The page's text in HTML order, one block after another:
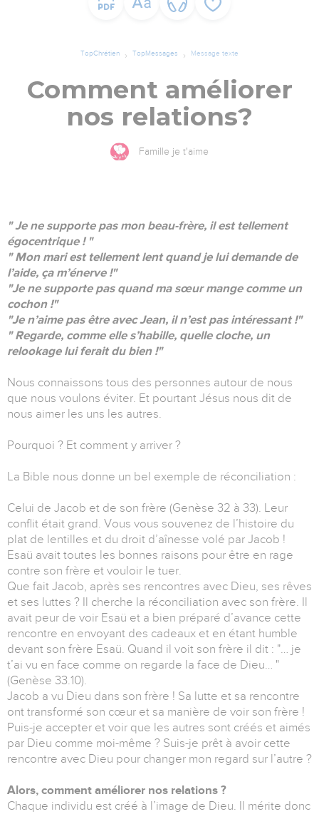
TopChrétien TopMessages Message texte
Comment améliorer
nos relations?
Famille je t'aime
" Je ne supporte pas mon beau-frère, il est tellement
égocentrique ! "
" Mon mari est tellement lent quand je lui demande de
l’aide, ça m’énerve !"
"Je ne supporte pas quand ma sœur mange comme un
cochon !"
"Je n’aime pas être avec Jean, il n’est pas intéressant !"
" Regarde, comme elle s’habille, quelle cloche, un
relookage lui ferait du bien !"
Nous connaissons tous des personnes autour de nous
que nous voulons éviter. Et pourtant Jésus nous dit de
nous aimer les uns les autres.
Pourquoi ? Et comment y arriver ?
La Bible nous donne un bel exemple de réconciliation :
Celui de Jacob et de son frère (Genèse 32 à 33). Leur
conflit était grand. Vous vous souvenez de l’histoire du
plat de lentilles et du droit d’aînesse volé par Jacob !
Esaü avait toutes les bonnes raisons pour être en rage
contre son frère et vouloir le tuer.
Que fait Jacob, après ses rencontres avec Dieu, ses rêves
et ses luttes ? Il cherche la réconciliation avec son frère. Il
avait peur de voir Esaü et a bien préparé d’avance cette
rencontre en envoyant des cadeaux et en étant humble
devant son frère Esaü. Quand il voit son frère il dit : "… je
t’ai vu en face comme on regarde la face de Dieu… "
(Genèse 33.10).
Jacob a vu Dieu dans son frère ! Sa lutte et sa rencontre
ont transformé son cœur et sa manière de voir son frère !
Puis-je accepter et voir que les autres sont créés et aimés
par Dieu comme moi-même ? Suis-je prêt à avoir cette
rencontre avec Dieu pour changer mon regard sur l’autre ?
Alors, comment améliorer nos relations ?
Chaque individu est créé à l’image de Dieu. Il mérite donc